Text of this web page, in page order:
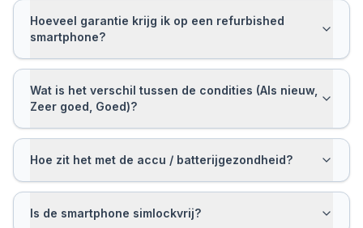
Hoeveel garantie krijg ik op een refurbished
smartphone?
Wat is het verschil tussen de condities (Als nieuw,
Zeer goed, Goed)?
Hoe zit het met de accu / batterijgezondheid?
Is de smartphone simlockvrij?